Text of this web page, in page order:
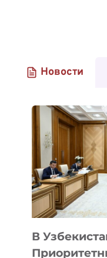
Новости
В